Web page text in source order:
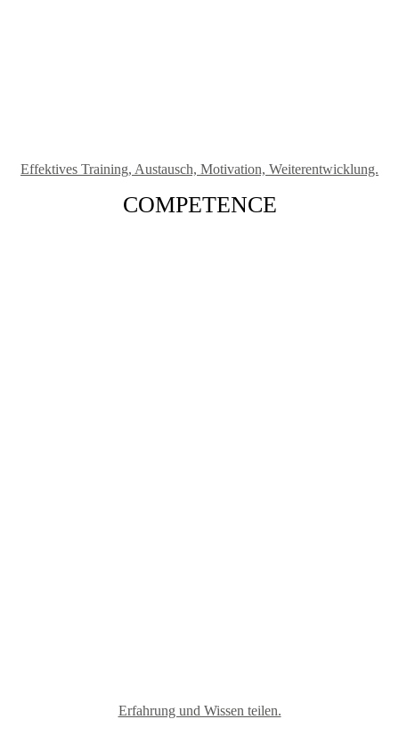
Effektives Training, Austausch, Motivation, Weiterentwicklung.
COMPETENCE
Erfahrung und Wissen teilen.